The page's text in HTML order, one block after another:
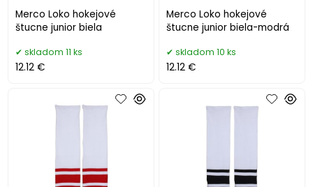
Merco Loko hokejové
štucne junior biela
skladom 11 ks
12.12 €
Merco Loko hokejové
štucne junior biela-modrá
skladom 10 ks
12.12 €